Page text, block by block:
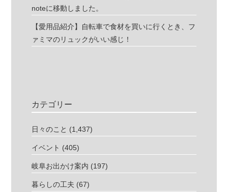
noteに移動しました。
【愛用品紹介】自転車で食材を買いに行くとき、フ
ァミマのリュックがいい感じ！
カテゴリー
日々のこと (1,437)
イベント (405)
岐阜お出かけ案内 (197)
暮らしの工夫 (67)